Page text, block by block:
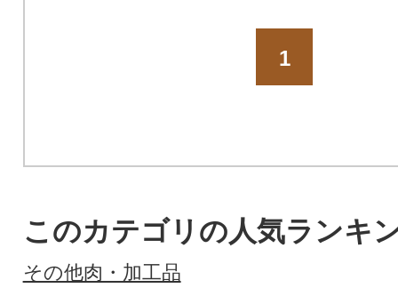
1
このカテゴリの人気ランキ
その他肉・加工品